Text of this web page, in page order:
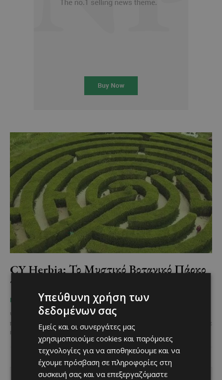
CY Herbia: Το Μυστικό Βοτανικό Πάρκο
της Κύπρου
ΜΈΝΟΥΜΕ ΚΎΠΡΟ Κατερίνα Χριστοφή
Ψάχνεις μια διαφορετική εμπειρία στην Κύπρο, κοντά στη φύση,
που να συνδυάζει χαλάρωση, γνώση και οικολογική συνείδηση; Τότε
η απάντηση είναι μία: CY Herbia. Το βοτανικό...
Υπεύθυνη χρήση των
δεδομένων σας
Εμείς και οι συνεργάτες μας
χρησιμοποιούμε cookies και παρόμοιες
τεχνολογίες για να αποθηκεύουμε και να
έχουμε πρόσβαση σε πληροφορίες στη
συσκευή σας και να επεξεργαζόμαστε